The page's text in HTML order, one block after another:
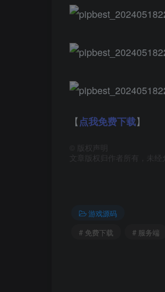
【点我免费下载】
版权声明
文章版权归作者所有，未经
游戏源码
# 免费下载
# 服务端